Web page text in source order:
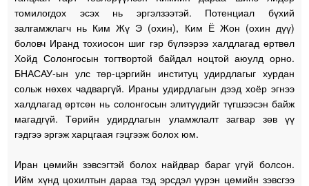
томилогдох эсэх нь эргэлзээтэй. Потенциал бүхий
залгамжлагч нь Ким Жү Э (охин), Ким Ё Жон (охин дүү)
боловч Иранд тохиосон шиг гэр бүлээрээ халдлагад өртвөл
Хойд Солонгосын тогтвортой байдал ноцтой аюулд орно.
БНАСАУ-ын улс төр-цэргийн институц удирдлагыг хурдан
сольж нөхөх чадваргүй. Ираны удирдлагын дээд хоёр эгнээ
халдлагад өртсөн нь солонгосын элитүүдийг түгшээсэн байж
магадгүй. Төрийн удирдлагын уламжлалт загвар зөв үү
гэдгээ эргэж харцгаая гэцгээж болох юм.
Иран цөмийн зэвсэгтэй болох найдвар бараг үгүй болсон.
Ийм хүнд цохилтын дараа тэд эрсдэл үүрэн цөмийн зэвсгээ